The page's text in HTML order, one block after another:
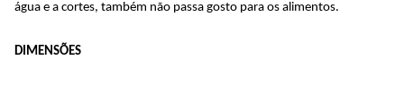
água e a cortes, também não passa gosto para os alimentos.
DIMENSÕES